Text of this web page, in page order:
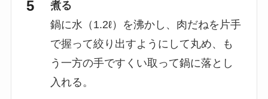
煮る
鍋に水（1.2ℓ）を沸かし、肉だねを片手
で握って絞り出すようにして丸め、も
う一方の手ですくい取って鍋に落とし
入れる。